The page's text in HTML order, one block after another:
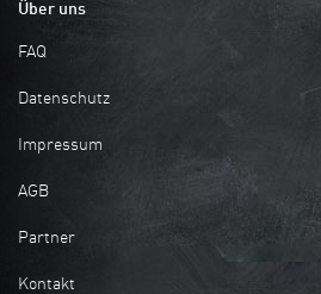
Über uns
FAQ
Datenschutz
Impressum
AGB
Partner
Kontakt